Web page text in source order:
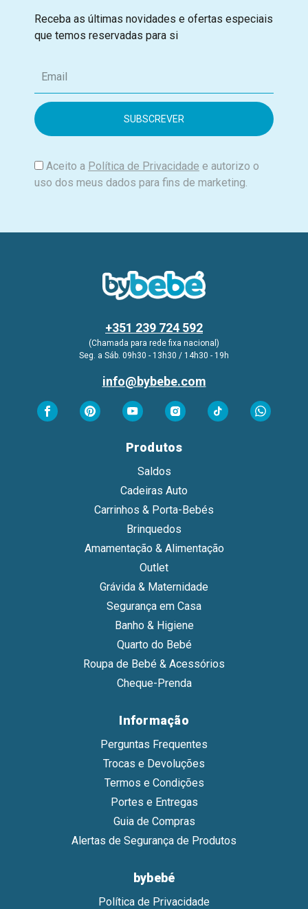
Receba as últimas novidades e ofertas especiais
que temos reservadas para si
m
i
Aceito a Política de Privacidade e autorizo o
uso dos meus dados para fins de marketing.
+351 239 724 592
(Chamada para rede fixa nacional)
Seg. a Sáb. 09h30 - 13h30 / 14h30 - 19h
info@bybebe.com
Produtos
Saldos
Cadeiras Auto
Carrinhos & Porta-Bebés
Brinquedos
Amamentação & Alimentação
Outlet
Grávida & Maternidade
Segurança em Casa
Banho & Higiene
Quarto do Bebé
Roupa de Bebé & Acessórios
Cheque-Prenda
Informação
Perguntas Frequentes
Trocas e Devoluções
Termos e Condições
Portes e Entregas
Guia de Compras
Alertas de Segurança de Produtos
bybebé
Política de Privacidade